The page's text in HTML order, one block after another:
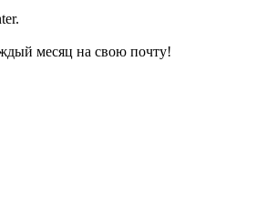
месяц на свою почту!